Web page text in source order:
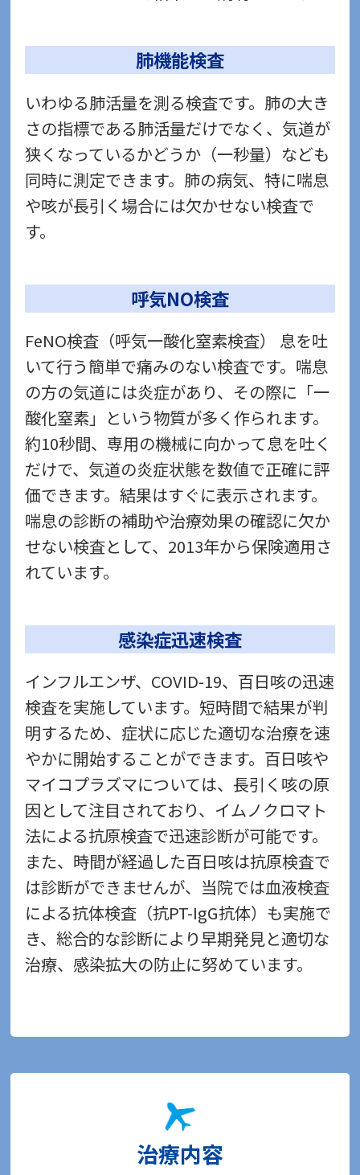
肺機能検査
いわゆる肺活量を測る検査です。肺の大き
さの指標である肺活量だけでなく、気道が
狭くなっているかどうか（一秒量）なども
同時に測定できます。肺の病気、特に喘息
や咳が長引く場合には欠かせない検査で
す。
呼気NO検査
FeNO検査（呼気一酸化窒素検査） 息を吐
いて行う簡単で痛みのない検査です。喘息
の方の気道には炎症があり、その際に「一
酸化窒素」という物質が多く作られます。
約10秒間、専用の機械に向かって息を吐く
だけで、気道の炎症状態を数値で正確に評
価できます。結果はすぐに表示されます。
喘息の診断の補助や治療効果の確認に欠か
せない検査として、2013年から保険適用さ
れています。
感染症迅速検査
インフルエンザ、COVID-19、百日咳の迅速
検査を実施しています。短時間で結果が判
明するため、症状に応じた適切な治療を速
やかに開始することができます。百日咳や
マイコプラズマについては、長引く咳の原
因として注目されており、イムノクロマト
法による抗原検査で迅速診断が可能です。
また、時間が経過した百日咳は抗原検査で
は診断ができませんが、当院では血液検査
による抗体検査（抗PT-IgG抗体）も実施で
き、総合的な診断により早期発見と適切な
治療、感染拡大の防止に努めています。
治療内容